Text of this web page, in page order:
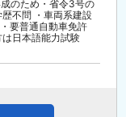
のため・省令3号の
不問 ・車両系建設
要普通自動車免許
は日本語能力試験